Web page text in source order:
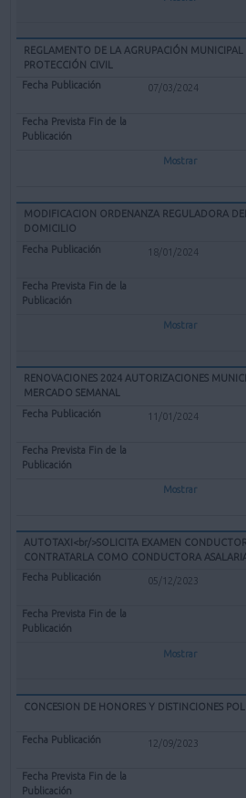
REGLAMENTO DE LA AGRUPACIÓN
PROTECCIÓN CIVIL
07/03/2024
Mostrar
MODIFICACION ORDENANZA REGULADORA
DOMICILIO
18/01/2024
Mostrar
RENOVACIONES 2024 AUTORIZACIONES
MERCADO SEMANAL
11/01/2024
Mostrar
AUTOTAXI<br/>SOLICITA EXAMEN
CONTRATARLA COMO CONDUCTORA
05/12/2023
Mostrar
CONCESION DE HONORES Y DISTINCIONES
12/09/2023